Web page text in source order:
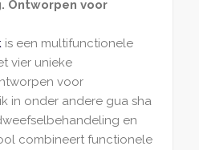
Ontworpen voor
is een multifunctionele
vier unieke
voor
in onder andere gua sha
en
combineert functionele